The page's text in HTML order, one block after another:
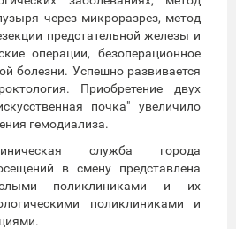
через микроразрез, метод
предстательной железы и
операции, безоперационное
болезни. Успешно развивается
Приобретение двух
почка" увеличило
гемодиализа.
служба города
в смену представлена
поликлиниками и их
поликлиниками и